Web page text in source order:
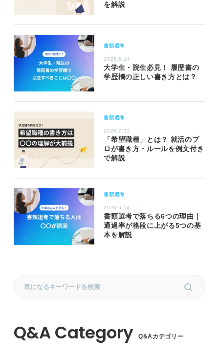
を解説
書類選考
2026.5.14
大学生・院生必見！ 履歴書の
学歴欄の正しい書き方とは？
書類選考
2026.7.30
「希望職種」とは？ 就活のプ
ロが書き方・ルールを例文付き
で解説
書類選考
2026.5.14
書類選考で落ちる6つの理由｜
通過率が格段に上がる5つの基
本を解説
Q&Aカテゴリー